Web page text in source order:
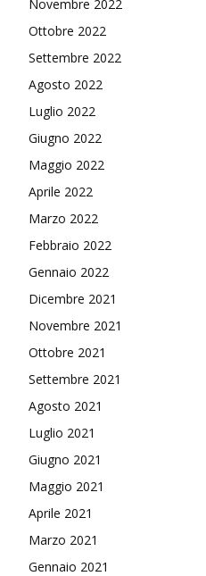
Novembre 2022
Ottobre 2022
Settembre 2022
Agosto 2022
Luglio 2022
Giugno 2022
Maggio 2022
Aprile 2022
Marzo 2022
Febbraio 2022
Gennaio 2022
Dicembre 2021
Novembre 2021
Ottobre 2021
Settembre 2021
Agosto 2021
Luglio 2021
Giugno 2021
Maggio 2021
Aprile 2021
Marzo 2021
Gennaio 2021